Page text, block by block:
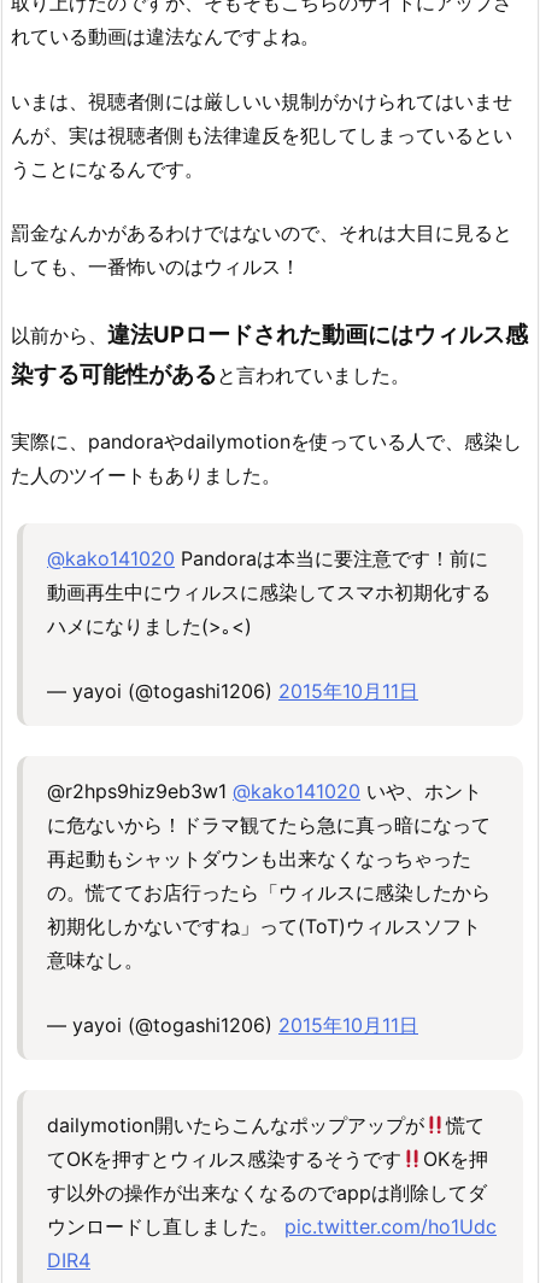
れている動画は違法なんですよね。
いまは、視聴者側には厳しいい規制がかけられてはいませ
んが、実は視聴者側も法律違反を犯してしまっているとい
うことになるんです。
罰金なんかがあるわけではないので、それは大目に見ると
しても、一番怖いのはウィルス！
以前から、 違法UPロードされた動画にはウィルス感
染する可能性があると言われていました。
実際に、pandoraやdailymotionを使っている人で、感染し
た人のツイートもありました。
@kako141020 Pandoraは本当に要注意です！前に
動画再生中にウィルスに感染してスマホ初期化する
ハメになりました(>｡<)
— yayoi (@togashi1206) 2015年10月11日
@r2hps9hiz9eb3w1 @kako141020 いや、ホント
に危ないから！ドラマ観てたら急に真っ暗になって
再起動もシャットダウンも出来なくなっちゃった
の。慌ててお店行ったら「ウィルスに感染したから
初期化しかないですね」って(ToT)ウィルスソフト
意味なし。
— yayoi (@togashi1206) 2015年10月11日
dailymotion開いたらこんなポップアップが
慌て
てOKを押すとウィルス感染するそうです
OKを押
す以外の操作が出来なくなるのでappは削除してダ
ウンロードし直しました。 pic.twitter.com/ho1Udc
DIR4